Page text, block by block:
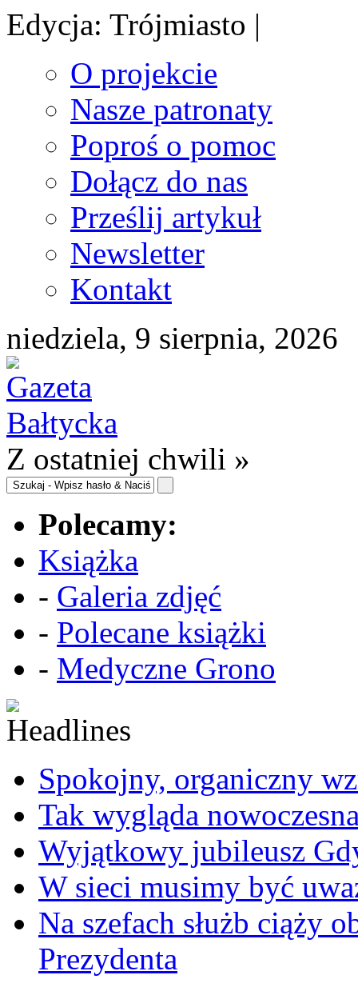
Edycja: Trójmiasto |
O projekcie
Nasze patronaty
Poproś o pomoc
Dołącz do nas
Prześlij artykuł
Newsletter
Kontakt
niedziela, 9 sierpnia, 2026
Z ostatniej chwili »
Polecamy:
Książka
- Galeria zdjęć
- Polecane książki
- Medyczne Grono
Spokojny, organiczny
Tak wygląda
Wyjątkowy jubileusz
W sieci musimy być
Na szefach służb ciąży
Prezydenta